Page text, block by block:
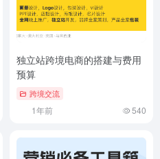
独立站跨境电商的搭建与费用
预算
跨境交流
1年前 540